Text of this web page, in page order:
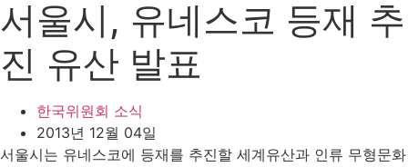
서울시, 유네스코 등재 추
진 유산 발표
한국위원회 소식
2013년 12월 04일
서울시는 유네스코에 등재를 추진할 세계유산과 인류 무형문화